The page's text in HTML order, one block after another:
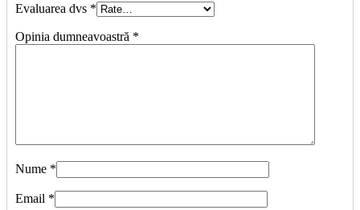
Evaluarea dvs *
Opinia dumneavoastră *
Nume *
Email *